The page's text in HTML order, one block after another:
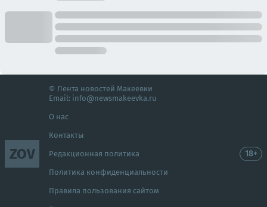
ZOV
© Лента новостей Макеевки
Email: info@newsmakeevka.ru
О нас
Контакты
Редакционная политика
Политика конфиденциальности
Правила пользования сайтом
18+